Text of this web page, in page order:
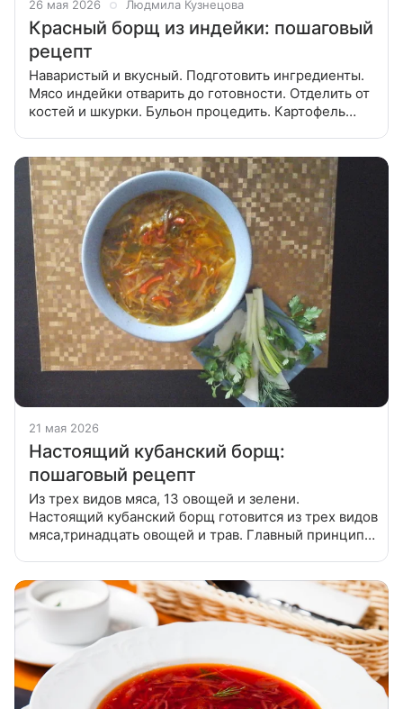
26 мая 2026 Людмила Кузнецова
Красный борщ из индейки: пошаговый
рецепт
Наваристый и вкусный. Подготовить ингредиенты.
Мясо индейки отварить до готовности. Отделить от
костей и шкурки. Бульон процедить. Картофель
21 мая 2026
Настоящий кубанский борщ:
пошаговый рецепт
Из трех видов мяса, 13 овощей и зелени.
Настоящий кубанский борщ готовится из трех видов
мяса,тринадцать овощей и трав. Главный принцип –